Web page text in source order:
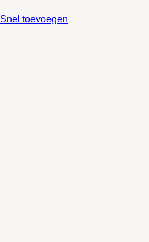
Snel toevoegen